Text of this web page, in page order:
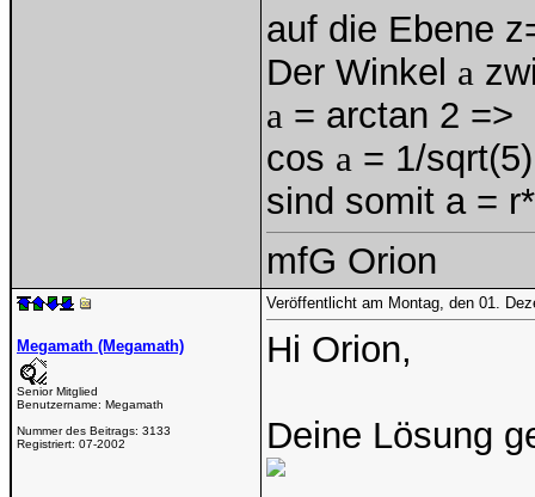
auf die Ebene
Der Winkel a
a = arctan 2 =>
cos a = 1/
sind somit a =
mfG Orion
Megamath (Megamath)
Senior Mitglied
Benutzername: Megamath
Nummer des Beitrags: 3133
Registriert: 07-2002
Veröffentlicht am Montag, den 01.
Hi Orion,
Deine Lösung